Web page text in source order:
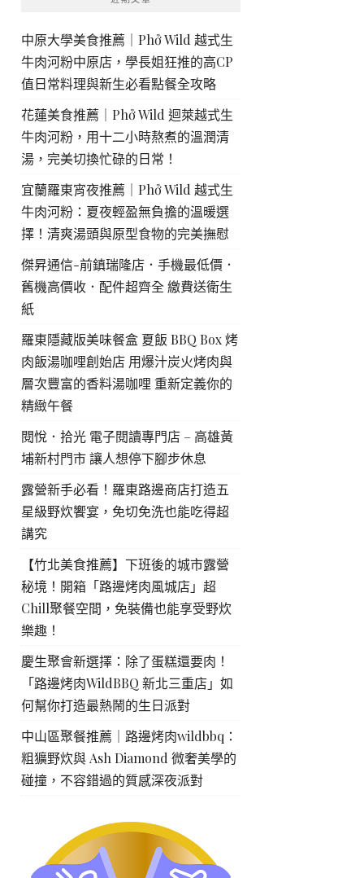
中原大學美食推薦｜Phở Wild 越式生
牛肉河粉中原店，學長姐狂推的高CP
值日常料理與新生必看點餐全攻略
花蓮美食推薦｜Phở Wild 迴萊越式生
牛肉河粉，用十二小時熬煮的溫潤清
湯，完美切換忙碌的日常！
宜蘭羅東宵夜推薦｜Phở Wild 越式生
牛肉河粉：夏夜輕盈無負擔的溫暖選
擇！清爽湯頭與原型食物的完美撫慰
傑昇通信-前鎮瑞隆店．手機最低價．
舊機高價收．配件超齊全 繳費送衛生
紙
羅東隱藏版美味餐盒 夏飯 BBQ Box 烤
肉飯湯咖哩創始店 用爆汁炭火烤肉與
層次豐富的香料湯咖哩 重新定義你的
精緻午餐
閱悅．拾光 電子閱讀專門店 – 高雄黃
埔新村門市 讓人想停下腳步休息
露營新手必看！羅東路邊商店打造五
星級野炊饗宴，免切免洗也能吃得超
講究
【竹北美食推薦】下班後的城市露營
秘境！開箱「路邊烤肉風城店」超
Chill聚餐空間，免裝備也能享受野炊
樂趣！
慶生聚會新選擇：除了蛋糕還要肉！
「路邊烤肉WildBBQ 新北三重店」如
何幫你打造最熱鬧的生日派對
中山區聚餐推薦｜路邊烤肉wildbbq：
粗獷野炊與 Ash Diamond 微奢美學的
碰撞，不容錯過的質感深夜派對